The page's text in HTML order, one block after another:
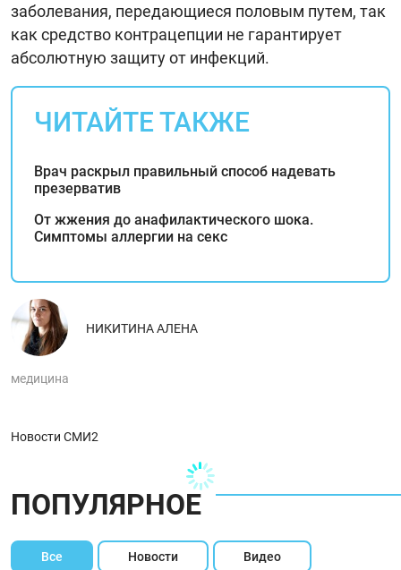
заболевания, передающиеся половым путем, так
как средство контрацепции не гарантирует
абсолютную защиту от инфекций.
ЧИТАЙТЕ ТАКЖЕ
Врач раскрыл правильный способ надевать
презерватив
От жжения до анафилактического шока.
Симптомы аллергии на секс
НИКИТИНА АЛЕНА
медицина
Новости СМИ2
ПОПУЛЯРНОЕ
Все Новости Видео